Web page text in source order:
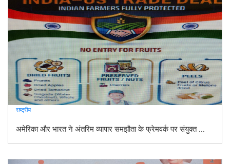
राष्ट्रीय
अमेरिका और भारत ने अंतरिम व्यापार समझौता के फ्रेमवर्क पर संयुक्त ...